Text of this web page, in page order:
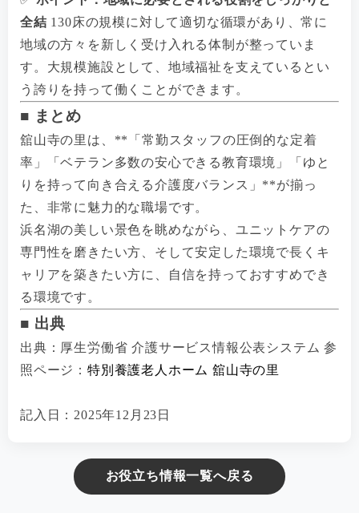
全結 130床の規模に対して適切な循環があり、常に
地域の方々を新しく受け入れる体制が整っていま
す。大規模施設として、地域福祉を支えているとい
う誇りを持って働くことができます。
■ まとめ
舘山寺の里は、**「常勤スタッフの圧倒的な定着
率」「ベテラン多数の安心できる教育環境」「ゆと
りを持って向き合える介護度バランス」**が揃っ
た、非常に魅力的な職場です。
浜名湖の美しい景色を眺めながら、ユニットケアの
専門性を磨きたい方、そして安定した環境で長くキ
ャリアを築きたい方に、自信を持っておすすめでき
る環境です。
■ 出典
出典：厚生労働省 介護サービス情報公表システム 参
照ページ： 特別養護老人ホーム 舘山寺の里
記入日：2025年12月23日
お役立ち情報一覧へ戻る